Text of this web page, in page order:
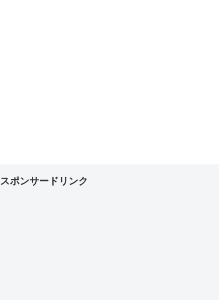
スポンサードリンク